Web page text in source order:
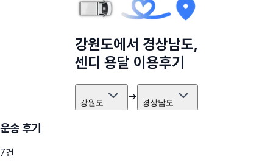
강원도에서 경상남도,
센디 용달 이용후기
강원도 → 경상남도
운송 후기
7건